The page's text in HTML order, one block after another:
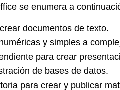
se enumera a
documentos de texto.
y simples a
para crear
de bases de datos.
para crear y publicar